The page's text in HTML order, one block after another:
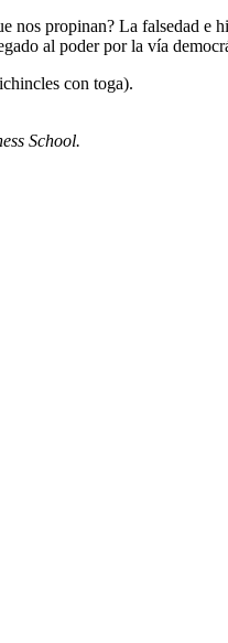
propinan? La falsedad e
al poder por la vía
con toga).
School.